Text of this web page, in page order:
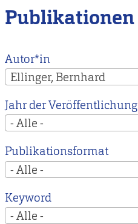
Inhalt
Publikationen
Autor*in
Ellinger, Bernhard
Jahr der Veröffentlichung
- Alle -
Publikationsformat
- Alle -
Keyword
- Alle -